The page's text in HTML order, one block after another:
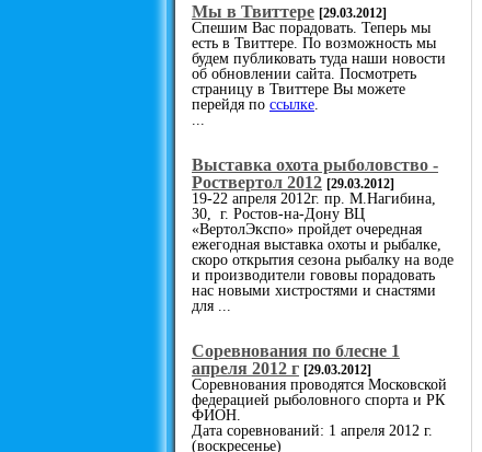
Мы в Твиттере [29.03.2012]
Спешим Вас порадовать. Теперь мы
есть в Твиттере. По возможность мы
будем публиковать туда наши новости
об обновлении сайта. Посмотреть
страницу в Твиттере Вы можете
перейдя по ссылке
Выставка охота рыболовство -
Роствертол 2012 [29.03.2012]
19-22 апреля 2012г. пр. М.Нагибина,
30, г. Ростов-на-Дону ВЦ
«ВертолЭкспо» пройдет очередная
ежегодная выставка охоты и рыбалке,
скоро открытия сезона рыбалку на воде
и производители гововы порадовать
нас новыми хистростями и снастями
для ...
Cоревнования по блесне 1
апреля 2012 г [29.03.2012]
Соревнования проводятся Московской
федерацией рыболовного спорта и РК
ФИОН.
Дата соревнований: 1 апреля 2012 г.
(воскресенье)